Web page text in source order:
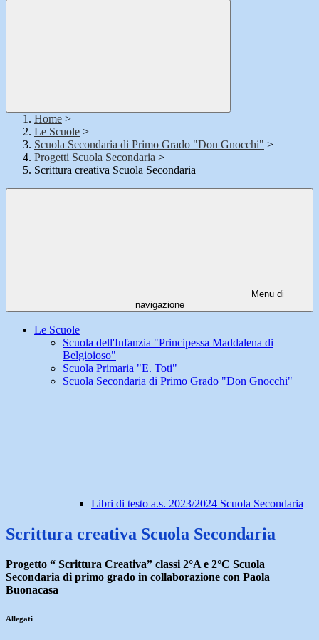
Home >
Le Scuole >
Scuola Secondaria di Primo Grado "Don Gnocchi" >
Progetti Scuola Secondaria >
Scrittura creativa Scuola Secondaria
Menu di
navigazione
Le Scuole
Scuola dell'Infanzia "Principessa Maddalena di
Belgioioso"
Scuola Primaria "E. Toti"
Scuola Secondaria di Primo Grado "Don Gnocchi"
Libri di testo a.s. 2023/2024 Scuola Secondaria
Scrittura creativa Scuola Secondaria
Progetto “ Scrittura Creativa” classi 2°A e 2°C Scuola
Secondaria di primo grado in collaborazione con Paola
Buonacasa
Allegati